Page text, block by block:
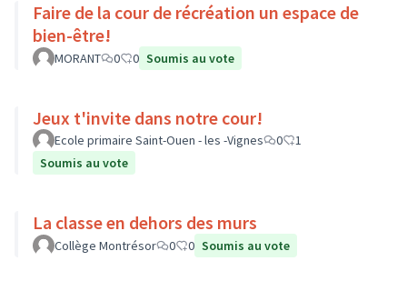
Faire de la cour de récréation un espace de
bien-être!
MORANT 0 0 Soumis au vote
Jeux t'invite dans notre cour!
Ecole primaire Saint-Ouen - les -Vignes 0
1
Soumis au vote
La classe en dehors des murs
Collège Montrésor 0 0 Soumis au vote